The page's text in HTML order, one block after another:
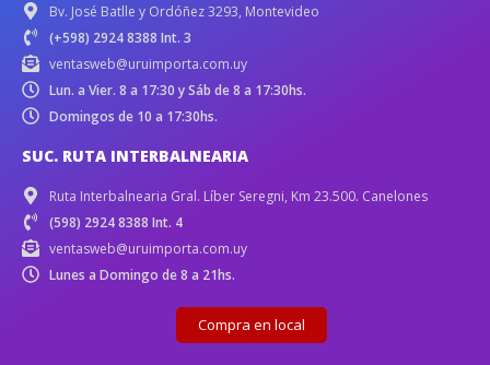
Bv. José Batlle y Ordóñez 3293, Montevideo
(+598) 2924 8388 Int. 3
ventasweb@uruimporta.com.uy
Lun. a Vier. 8 a 17:30 y Sáb de 8 a 17:30hs.
Domingos de 10 a 17:30hs.
SUC. RUTA INTERBALNEARIA
Ruta Interbalnearia Gral. Líber Seregni, Km 23.500. Canelones
(598) 2924 8388 Int. 4
ventasweb@uruimporta.com.uy
Lunes a Domingo de 8 a 21hs.
Compra en local